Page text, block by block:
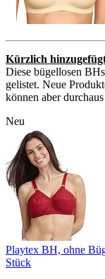
Kürzlich
Diese bügellosen
gelistet. Neue
können aber
Neu
Playtex BH, ohne
Stück